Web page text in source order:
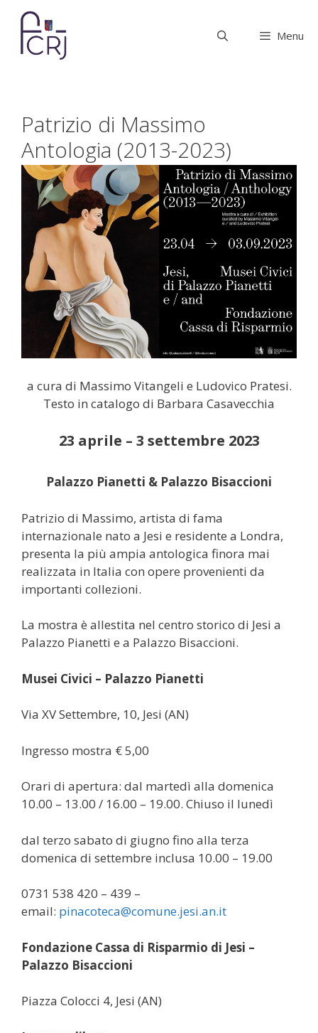
contenuto
Menu
Patrizio di Massimo
Antologia (2013-2023)
a cura di Massimo Vitangeli e Ludovico Pratesi.
Testo in catalogo di Barbara Casavecchia
23 aprile – 3 settembre 2023
Palazzo Pianetti & Palazzo Bisaccioni
Patrizio di Massimo, artista di fama
internazionale nato a Jesi e residente a Londra,
presenta la più ampia antologica finora mai
realizzata in Italia con opere provenienti da
importanti collezioni.
La mostra è allestita nel centro storico di Jesi a
Palazzo Pianetti e a Palazzo Bisaccioni.
Musei Civici – Palazzo Pianetti
Via XV Settembre, 10, Jesi (AN)
Ingresso mostra € 5,00
Orari di apertura: dal martedì alla domenica
10.00 – 13.00 / 16.00 – 19.00. Chiuso il lunedì
dal terzo sabato di giugno fino alla terza
domenica di settembre inclusa 10.00 – 19.00
0731 538 420 – 439 –
email: pinacoteca@comune.jesi.an.it
Fondazione Cassa di Risparmio di Jesi –
Palazzo Bisaccioni
Piazza Colocci 4, Jesi (AN)